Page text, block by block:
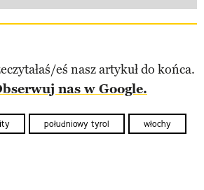
eś nasz artykuł do końca.
nas w Google.
południowy tyrol włochy